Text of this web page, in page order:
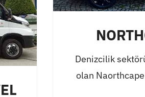
Denizcilik
olan